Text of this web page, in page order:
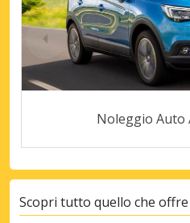
Noleggio Auto
Scopri tutto quello che